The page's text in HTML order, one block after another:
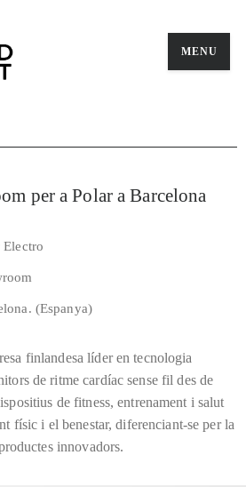
MENU
per a Polar a Barcelona
Electro
(Espanya)
finlandesa líder en tecnologia
de ritme cardíac sense fil des de
de fitness, entrenament i salut
físic i el benestar, diferenciant-se per la
innovadors.